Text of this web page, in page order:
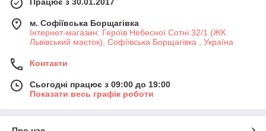
м. Софіївська Борщагівка
Інтернет-магазин: Героїв Небесної Сотні 32/1 (ЖК
Львівський маєток), Софіївська Борщагівка , Україна
Контакти
Сьогодні працює з 09:00 до 19:00
Показати весь графік роботи